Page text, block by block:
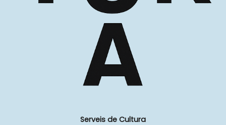
Serveis de Cultura